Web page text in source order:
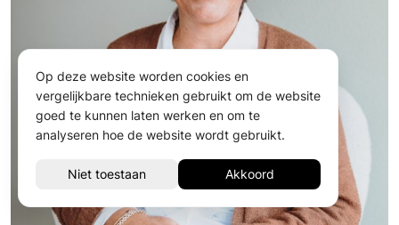
Op deze website worden cookies en
vergelijkbare technieken gebruikt om de website
goed te kunnen laten werken en om te
analyseren hoe de website wordt gebruikt.